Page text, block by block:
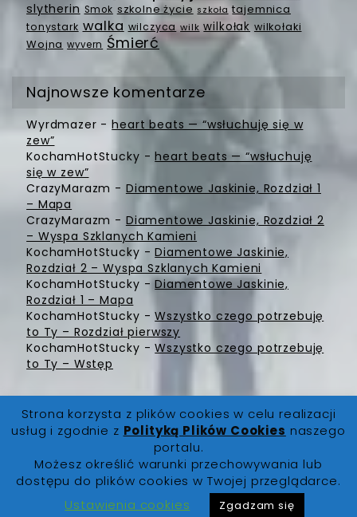
slytherin Smok szkolne życie szkoła tajemnica
tonystark walka wilczyca wilk wilkołak wilkołaki
Wojna wyvern Śmierć
Najnowsze komentarze
Wyrdmazer -heart beats — “wsłuchuję się w
zew”
KochamHotStucky -heart beats — “wsłuchuję
się w zew”
CrazyMarazm - Diamentowe Jaskinie, Rozdział 1
– Mapa
CrazyMarazm - Diamentowe Jaskinie, Rozdział 2
– Wyspa Szklanych Kamieni
KochamHotStucky -Diamentowe Jaskinie,
Rozdział 2 – Wyspa Szklanych Kamieni
KochamHotStucky -Diamentowe Jaskinie,
Rozdział 1 – Mapa
KochamHotStucky -Wszystko czego potrzebuję
to Ty – Rozdział pierwszy
KochamHotStucky -Wszystko czego potrzebuję
to Ty – Wstęp
FanLore.pl© 2019. Wszystkie prawa zastrzeżone |
O Nas| Regulamin |Polityka Prywatności|Polityka
Cookies |Kontakt
Strona korzysta z plików cookies w celu realizacji
usług i zgodnie z Polityką Plików Cookies naszego
portalu.
Możesz określić warunki przechowywania lub
dostępu do plików cookies w Twojej przeglądarce.
Ustawienia cookies
Zgadzam się